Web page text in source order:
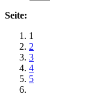
Seite:
1
2
3
4
5